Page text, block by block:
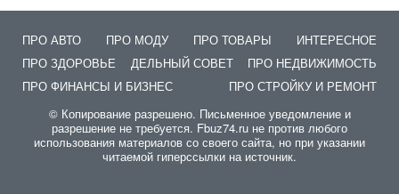
ПРО АВТО ПРО МОДУ ПРО ТОВАРЫ
ИНТЕРЕСНОЕ
ПРО ЗДОРОВЬЕ
ДЕЛЬНЫЙ СОВЕТ
ПРО НЕДВИЖИМОСТЬ
ПРО ФИНАНСЫ И БИЗНЕС
ПРО СТРОЙКУ И РЕМОНТ
© Копирование разрешено. Письменное уведомление и
разрешение не требуется. Fbuz74.ru не против любого
использования материалов со своего сайта, но при указании
читаемой гиперссылки на источник.